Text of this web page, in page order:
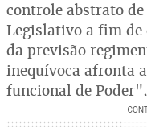
controle abstrato
Legislativo a fim
da previsão
inequívoca afronta
funcional de